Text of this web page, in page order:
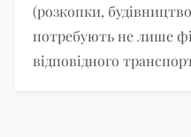
(розкопки,
потребують не лише
відповідного